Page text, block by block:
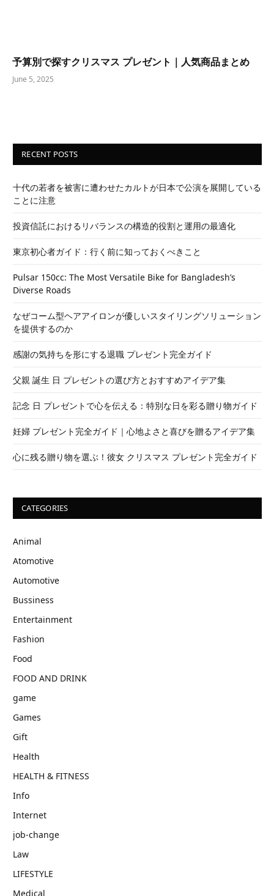
予算別で探すクリスマス プレゼント｜人気商品まとめ
June 5, 2025
RECENT POSTS
十代の若者を被害に遭わせたカルトが日本で公演を展開している
ことに注意
投資信託におけるリバランスの構造的役割と運用の最適化
東京初心者ガイド：行く前に知っておくべきこと
Pulsar 150cc: The Most Versatile Bike for Bangladesh’s
Diverse Roads
なぜコーム型ヘアアイロンが優しいスタイリングソリューション
を提供するのか
感謝の気持ちを形にする退職 プレゼント完全ガイド
父親 誕生 日 プレゼントの選び方とおすすめアイデア集
記念 日 プレゼントで心を伝える：特別な日を彩る贈り物ガイド
妊婦 プレゼント完全ガイド｜心地よさと喜びを贈るアイデア集
心に残る贈り物を選ぶ！彼女 クリスマス プレゼント完全ガイド
CATEGORIES
Animal
Atomotive
Automotive
Bussiness
Entertainment
Fashion
Food
FOOD AND DRINK
game
Games
Gift
Health
HEALTH & FITNESS
Info
Internet
job‐change
Law
LIFESTYLE
Medical